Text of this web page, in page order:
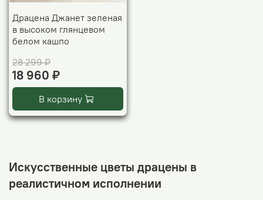
Драцена Джанет зеленая
в высоком глянцевом
белом кашпо
28 299 ₽
18 960 ₽
В корзину
Искусственные цветы драцены в
реалистичном исполнении